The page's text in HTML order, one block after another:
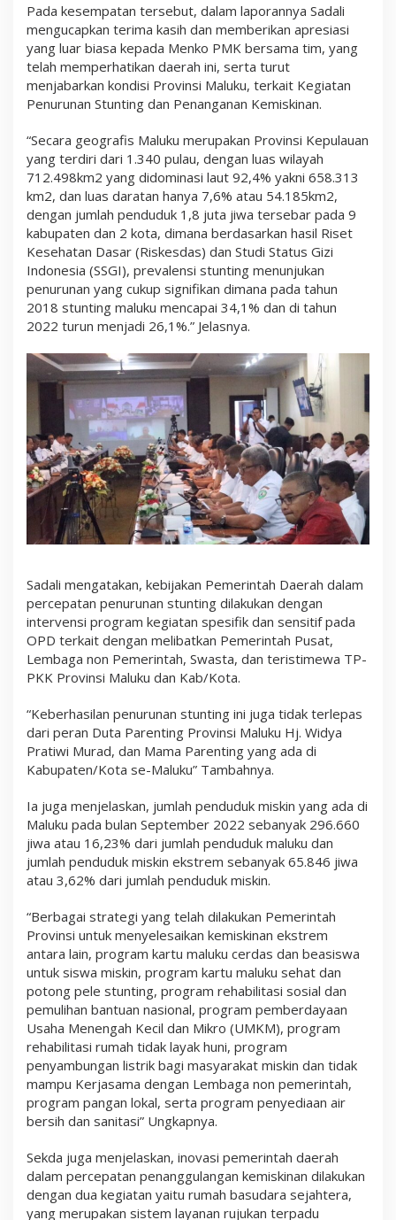
Pada kesempatan tersebut, dalam laporannya Sadali
mengucapkan terima kasih dan memberikan apresiasi
yang luar biasa kepada Menko PMK bersama tim, yang
telah memperhatikan daerah ini, serta turut
menjabarkan kondisi Provinsi Maluku, terkait Kegiatan
Penurunan Stunting dan Penanganan Kemiskinan.
“Secara geografis Maluku merupakan Provinsi Kepulauan
yang terdiri dari 1.340 pulau, dengan luas wilayah
712.498km2 yang didominasi laut 92,4% yakni 658.313
km2, dan luas daratan hanya 7,6% atau 54.185km2,
dengan jumlah penduduk 1,8 juta jiwa tersebar pada 9
kabupaten dan 2 kota, dimana berdasarkan hasil Riset
Kesehatan Dasar (Riskesdas) dan Studi Status Gizi
Indonesia (SSGI), prevalensi stunting menunjukan
penurunan yang cukup signifikan dimana pada tahun
2018 stunting maluku mencapai 34,1% dan di tahun
2022 turun menjadi 26,1%.” Jelasnya.
Sadali mengatakan, kebijakan Pemerintah Daerah dalam
percepatan penurunan stunting dilakukan dengan
intervensi program kegiatan spesifik dan sensitif pada
OPD terkait dengan melibatkan Pemerintah Pusat,
Lembaga non Pemerintah, Swasta, dan teristimewa TP-
PKK Provinsi Maluku dan Kab/Kota.
“Keberhasilan penurunan stunting ini juga tidak terlepas
dari peran Duta Parenting Provinsi Maluku Hj. Widya
Pratiwi Murad, dan Mama Parenting yang ada di
Kabupaten/Kota se-Maluku” Tambahnya.
Ia juga menjelaskan, jumlah penduduk miskin yang ada di
Maluku pada bulan September 2022 sebanyak 296.660
jiwa atau 16,23% dari jumlah penduduk maluku dan
jumlah penduduk miskin ekstrem sebanyak 65.846 jiwa
atau 3,62% dari jumlah penduduk miskin.
“Berbagai strategi yang telah dilakukan Pemerintah
Provinsi untuk menyelesaikan kemiskinan ekstrem
antara lain, program kartu maluku cerdas dan beasiswa
untuk siswa miskin, program kartu maluku sehat dan
potong pele stunting, program rehabilitasi sosial dan
pemulihan bantuan nasional, program pemberdayaan
Usaha Menengah Kecil dan Mikro (UMKM), program
rehabilitasi rumah tidak layak huni, program
penyambungan listrik bagi masyarakat miskin dan tidak
mampu Kerjasama dengan Lembaga non pemerintah,
program pangan lokal, serta program penyediaan air
bersih dan sanitasi” Ungkapnya.
Sekda juga menjelaskan, inovasi pemerintah daerah
dalam percepatan penanggulangan kemiskinan dilakukan
dengan dua kegiatan yaitu rumah basudara sejahtera,
yang merupakan sistem layanan rujukan terpadu